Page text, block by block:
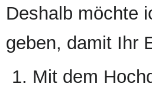
Deshalb möchte
geben, damit Ihr
Mit dem